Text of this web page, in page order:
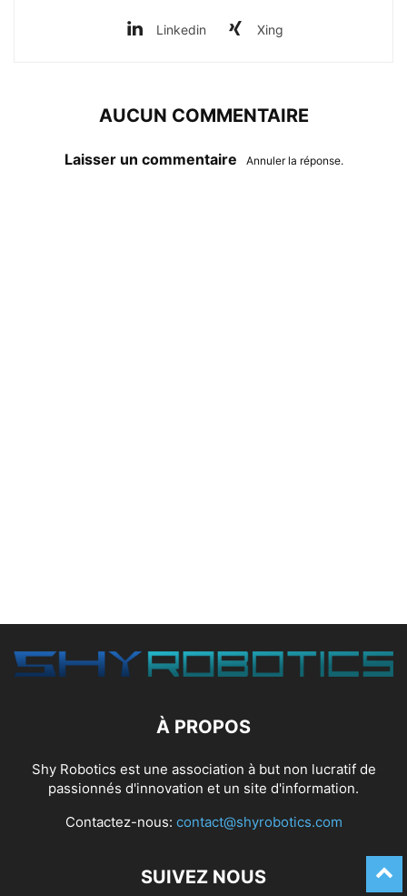
Linkedin Xing
AUCUN COMMENTAIRE
Laisser un commentaire Annuler la réponse.
À PROPOS
Shy Robotics est une association à but non lucratif de
passionnés d'innovation et un site d'information.
Contactez-nous: contact@shyrobotics.com
SUIVEZ NOUS